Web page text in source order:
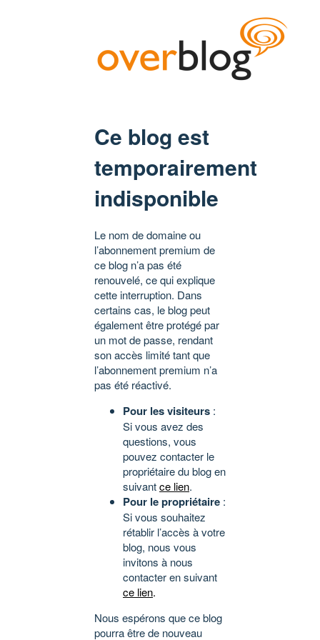
Ce blog est
temporairement
indisponible
Le nom de domaine ou
l’abonnement premium de
ce blog n’a pas été
renouvelé, ce qui explique
cette interruption. Dans
certains cas, le blog peut
également être protégé par
un mot de passe, rendant
son accès limité tant que
l’abonnement premium n’a
pas été réactivé.
Pour les visiteurs :
Si vous avez des
questions, vous
pouvez contacter le
propriétaire du blog en
suivantce lien.
Pour le propriétaire :
Si vous souhaitez
rétablir l’accès à votre
blog, nous vous
invitons à nous
contacter en suivant
ce lien.
Nous espérons que ce blog
pourra être de nouveau